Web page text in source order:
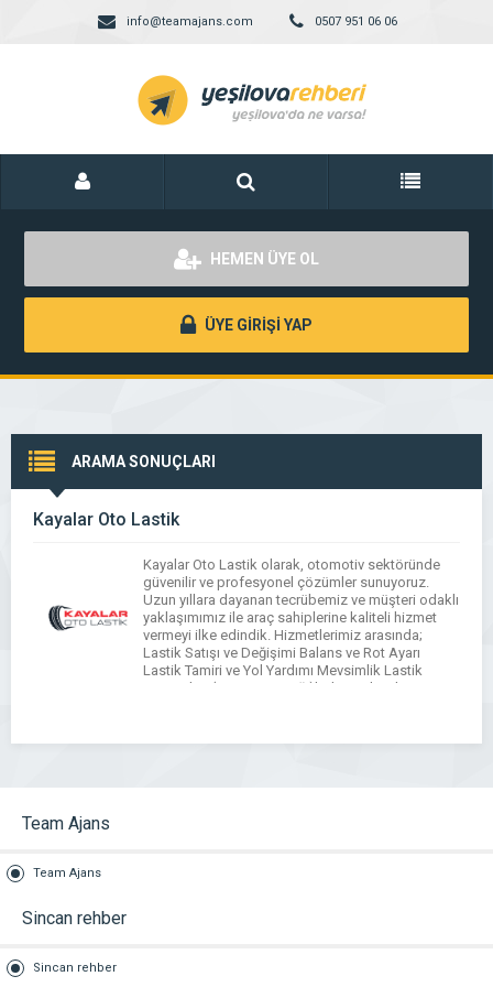
info@teamajans.com 0507 951 06 06
HEMEN ÜYE OL
ÜYE GİRİŞİ YAP
ARAMA SONUÇLARI
Kayalar Oto Lastik
Kayalar Oto Lastik olarak, otomotiv sektöründe
güvenilir ve profesyonel çözümler sunuyoruz.
Uzun yıllara dayanan tecrübemiz ve müşteri odaklı
yaklaşımımız ile araç sahiplerine kaliteli hizmet
vermeyi ilke edindik. Hizmetlerimiz arasında;
Lastik Satışı ve Değişimi Balans ve Rot Ayarı
Lastik Tamiri ve Yol Yardımı Mevsimlik Lastik
Çözümleri (Yaz/Kış Lastiği)bulunmaktadır.
Team Ajans
Team Ajans
Sincan rehber
Sincan rehber